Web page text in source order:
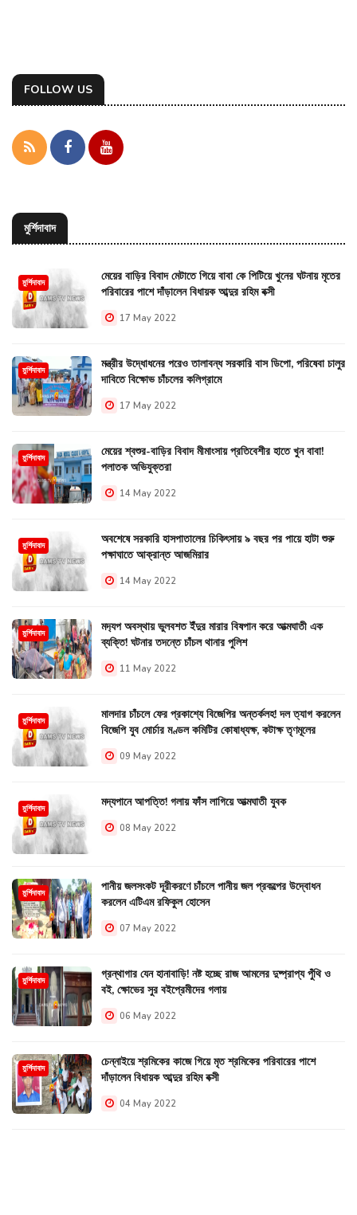
FOLLOW US
মুর্শিদাবাদ
মুর্শিদাবাদ
মেয়ের বাড়ির বিবাদ মেটাতে গিয়ে বাবা কে পিটিয়ে খুনের ঘটনায় মৃতের
পরিবারের পাশে দাঁড়ালেন বিধায়ক আব্দুর রহিম বক্সী
17 May 2022
মুর্শিদাবাদ
মন্ত্রীর উদ্ধোধনের পরেও তালাবন্ধ সরকারি বাস ডিপো, পরিষেবা চালুর
দাবিতে বিক্ষোভ চাঁচলের কলিগ্রামে
17 May 2022
মুর্শিদাবাদ
মেয়ের শ্বশুর-বাড়ির বিবাদ মীমাংসায় প্রতিবেশীর হাতে খুন বাবা!
পলাতক অভিযুক্তরা
14 May 2022
মুর্শিদাবাদ
অবশেষে সরকারি হাসপাতালের চিকিৎসায় ৯ বছর পর পায়ে হাটা শুরু
পক্ষাঘাতে আক্রান্ত আজমিরার
14 May 2022
মুর্শিদাবাদ
মদ‍্যপ অবস্থায় ভুলবশত ইঁদুর মারার বিষপান করে আত্মঘাতী এক
ব্যক্তি! ঘটনার তদন্তে চাঁচল থানার পুলিশ
11 May 2022
মুর্শিদাবাদ
মালদার চাঁচলে ফের প্রকাশ্যে বিজেপির অন্তর্কলহ! দল ত্যাগ করলেন
বিজেপি যুব মোর্চার মণ্ডল কমিটির কোষাধ্যক্ষ, কটাক্ষ তৃণমূলের
09 May 2022
মুর্শিদাবাদ মদ্যপানে আপত্তি! গলায় ফাঁস লাগিয়ে আত্মঘাতী যুবক
08 May 2022
মুর্শিদাবাদ
পানীয় জলসংকট দূরীকরণে চাঁচলে পানীয় জল প্রকল্পের উদ্বোধন
করলেন এটিএম রফিকুল হোসেন
07 May 2022
মুর্শিদাবাদ
গ্রন্থাগার যেন হানাবাড়ি! নষ্ট হচ্ছে রাজ আমলের দুষ্প্রাপ্য পুঁথি ও
বই, ক্ষোভের সুর বইপ্রেমীদের গলায়
06 May 2022
মুর্শিদাবাদ
চেন্নাইয়ে শ্রমিকের কাজে গিয়ে মৃত শ্রমিকের পরিবারের পাশে
দাঁড়ালেন বিধায়ক আব্দুর রহিম বক্সী
04 May 2022